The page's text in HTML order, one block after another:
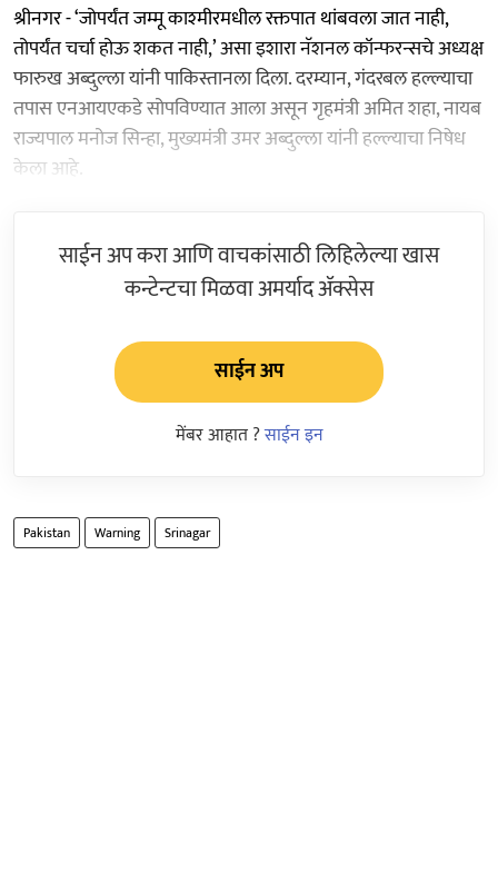
श्रीनगर - ‘जोपर्यंत जम्मू काश्‍मीरमधील रक्तपात थांबवला जात नाही,
तोपर्यंत चर्चा होऊ शकत नाही,’ असा इशारा नॅशनल कॉन्फरन्सचे अध्यक्ष
फारुख अब्दुल्ला यांनी पाकिस्तानला दिला. दरम्यान, गंदरबल हल्ल्याचा
तपास एनआयएकडे सोपविण्यात आला असून गृहमंत्री अमित शहा, नायब
राज्यपाल मनोज सिन्हा, मुख्यमंत्री उमर अब्दुल्ला यांनी हल्ल्याचा निषेध
केला आहे.
साईन अप करा आणि वाचकांसाठी लिहिलेल्या खास
कन्टेन्टचा मिळवा अमर्याद ॲक्सेस
साईन अप
मेंबर आहात ?साईन इन
Pakistan Warning Srinagar